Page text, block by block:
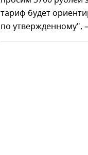
тариф будет
по утвержденному",